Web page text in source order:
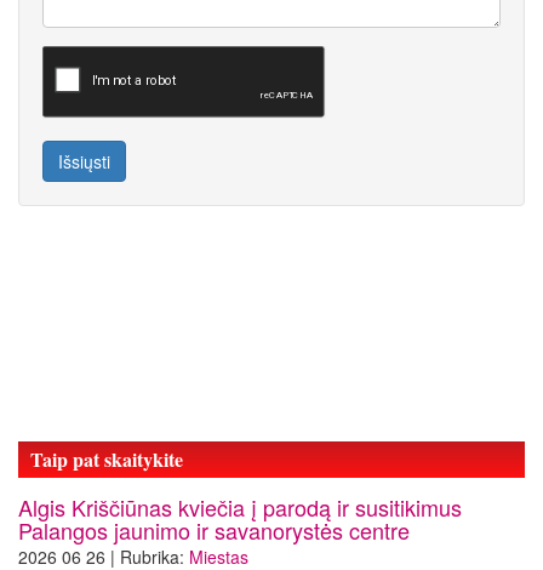
Išsiųsti
Taip pat skaitykite
Algis Kriščiūnas kviečia į parodą ir susitikimus
Palangos jaunimo ir savanorystės centre
2026 06 26 | Rubrika: Miestas